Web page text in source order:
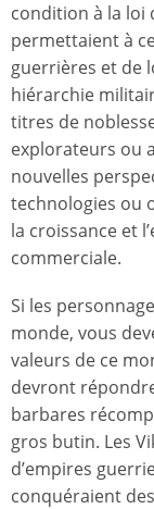
condition à la loi
permettaient à
guerrières et de
hiérarchie
titres de
explorateurs ou
nouvelles
technologies ou
la croissance et
commerciale.
Si les
monde, vous
valeurs de ce
devront
barbares
gros butin. Les
d’empires
conquéraient